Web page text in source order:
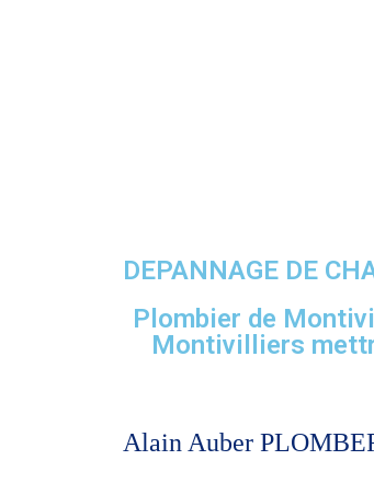
DEPANNAGE DE
Plombier de
Montivilliers
Alain Auber